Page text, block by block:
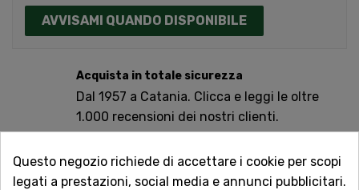
AVVISAMI QUANDO DISPONIBILE
Acquista in totale sicurezza
Dal 1957 a Catania. Clicca e leggi le oltre
1.000 recensioni dei nostri clienti.
Consegna in tutta Italia in 5 giorni
Questo negozio richiede di accettare i cookie per scopi
legati a prestazioni, social media e annunci pubblicitari.